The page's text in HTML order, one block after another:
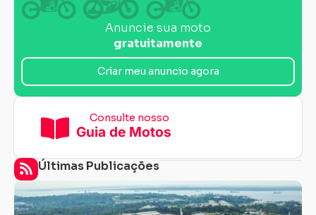
Anuncie sua moto
gratuitamente
Criar meu anuncio agora
Consulte nosso
Guia de Motos
Últimas Publicações